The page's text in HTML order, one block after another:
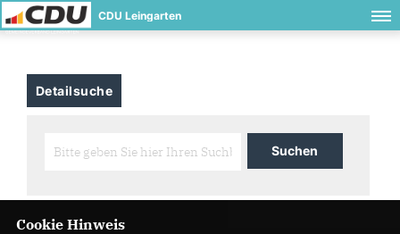
CDU Leingarten
Detailsuche
Cookie Hinweis